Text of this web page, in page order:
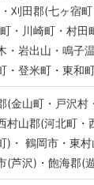
刈田郡(七ヶ宿
・川崎町・村田
・岩出山・鳴子
・登米町・東和
(金山町・戸沢村
村山郡(河北町・
)・ 鶴岡市・東
(芦沢)・飽海郡(